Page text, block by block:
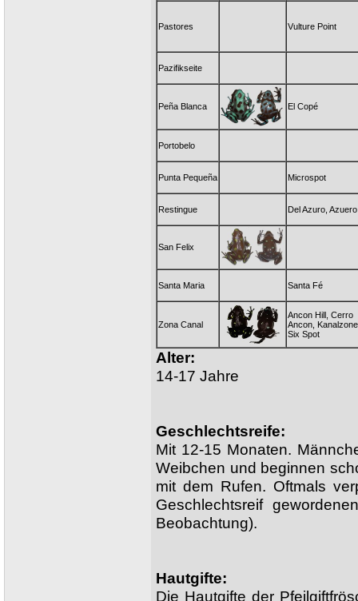
Pastores Vulture Point
Pazifikseite
Peña Blanca El Copé
Portobelo
Punta Pequeña Microspot
Restingue Del Azuro,
San Felix
Santa Maria Santa Fé
Zona Canal
Ancon Hill, Cerro
Ancon,
Six Spot
Alter:
14-17 Jahre
Geschlechtsreife:
Mit 12-15 Monaten.
Weibchen und beginnen
mit dem Rufen. Oftmals
Geschlechtsreif
Beobachtung).
Hautgifte:
Die Hautgifte der